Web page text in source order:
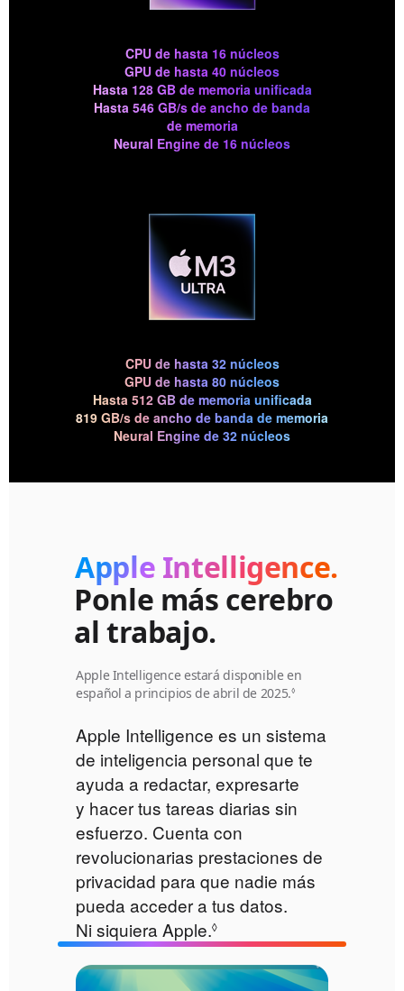
CPU de hasta 16 núcleos
GPU de hasta 40 núcleos
Hasta 128 GB de memoria unificada
Hasta 546 GB/s de ancho de banda
de memoria
Neural Engine de 16 núcleos
CPU de hasta 32 núcleos
GPU de hasta 80 núcleos
Hasta 512 GB de memoria unificada
819 GB/s de ancho de banda de memoria
Neural Engine de 32 núcleos
Apple Intelligence.
Ponle más cerebro
al trabajo.
Apple Intelligence estará disponible en
español a principios de abril de 2025.◊
Apple Intelligence es un sistema
de inteligencia personal que te
ayuda a redactar, expresarte
y hacer tus tareas diarias sin
esfuerzo. Cuenta con
revolucionarias prestaciones de
privacidad para que nadie más
pueda acceder a tus datos.
Ni siquiera Apple.◊
los avisos
legales.